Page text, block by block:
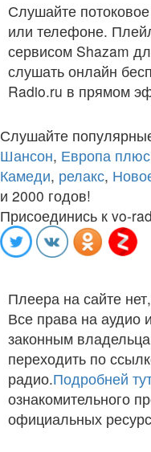
Слушайте
или телефоне.
сервисом Shazam
слушать онлайн
Radio.ru в прямом
Слушайте
Шансон, Европа плюс
Камеди, релакс,
и 2000 годов!
Присоединись к vo-
Плеера на сайте
Все права на аудио
законным
переходить по
радио.Подробней
ознакомительного
официальных